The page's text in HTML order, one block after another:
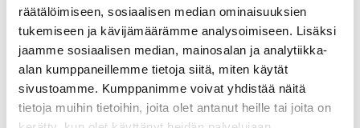
räätälöimiseen, sosiaalisen median ominaisuuksien
tukemiseen ja kävijämäärämme analysoimiseen. Lisäksi
jaamme sosiaalisen median, mainosalan ja analytiikka-
alan kumppaneillemme tietoja siitä, miten käytät
sivustoamme. Kumppanimme voivat yhdistää näitä
tietoja muihin tietoihin, joita olet antanut heille tai joita on
Lisätietoja:
EHYT ry:n johtava erityisasiantuntija Tuomas Tenkanen,
p 050 441 0449 taituomas.tenkanen@ehyt.fi
suunnittelija Timo Glad, p. 040 527 1116 tai
timo.glad@ehyt.fi